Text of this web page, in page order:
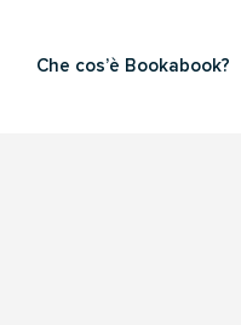
Che cos’è Bookabook?